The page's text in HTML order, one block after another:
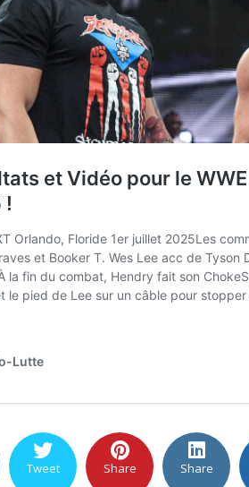
Tweet Share Share